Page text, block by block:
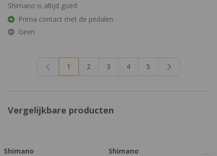
Shimano is altijd goed
Prima contact met de pedalen
Geen
U lees momenteel pagina
1 Pagina
2 Pagina
3 Pagina
4 Pagina
5
Vergelijkbare producten
Shimano
Shimano